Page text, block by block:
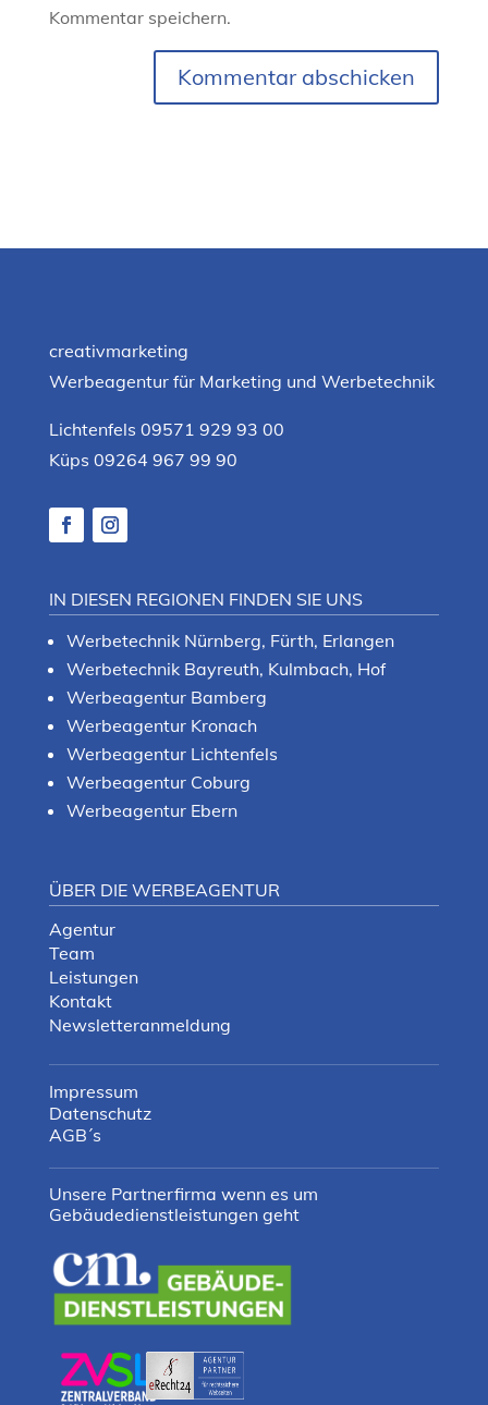
Kommentar speichern.
Kommentar abschicken
creativmarketing
Werbeagentur für Marketing und Werbetechnik
Lichtenfels 09571 929 93 00
Küps 09264 967 99 90
IN DIESEN REGIONEN FINDEN SIE UNS
Werbetechnik Nürnberg, Fürth, Erlangen
Werbetechnik Bayreuth, Kulmbach, Hof
Werbeagentur Bamberg
Werbeagentur Kronach
Werbeagentur Lichtenfels
Werbeagentur Coburg
Werbeagentur Ebern
ÜBER DIE WERBEAGENTUR
Agentur
Team
Leistungen
Kontakt
Newsletteranmeldung
Impressum
Datenschutz
AGB´s
Unsere Partnerfirma wenn es um
Gebäudedienstleistungen geht